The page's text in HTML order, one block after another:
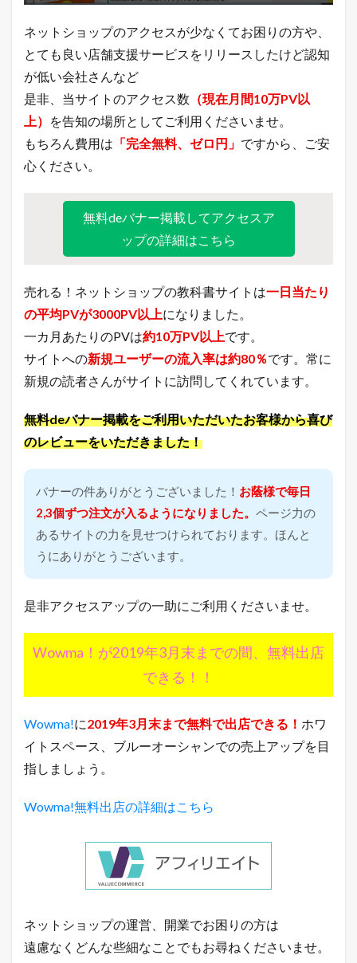
モ
ル
の
受
注
件
数
6.1
2
0
1
（
金
）
7
本
の
要
モ
ー
の
イ
ベ
ン
ト
状
況
7.1
日
何
の
月
7
日
】
8
ヤ
フ
ネットショップのアクセスが少なくてお困りの方や、
とても良い店舗支援サービスをリリースしたけど認知
が低い会社さんなど
是非、当サイトのアクセス数 （現在月間10万PV以
上） を告知の場所としてご利用くださいませ。
もちろん費用は 「完全無料、ゼロ円」 ですから、ご安
心ください。
無料deバナー掲載してアクセスア
ップの詳細はこちら
売れる！ネットショップの教科書サイトは一日当たり
の平均PVが3000PV以上になりました。
一カ月あたりのPVは約10万PV以上です。
サイトへの新規ユーザーの流入率は約80％です。常に
新規の読者さんがサイトに訪問してくれています。
無料deバナー掲載をご利用いただいたお客様から喜び
のレビューをいただきました！
バナーの件ありがとうございました！ お蔭様で毎日
2,3個ずつ注文が入るようになりました。ページ力の
あるサイトの力を見せつけられております。ほんと
うにありがとうございます。
是非アクセスアップの一助にご利用くださいませ。
Wowma！が2019年3月末までの間、無料出店
できる！！
Wowma!に2019年3月末まで無料で出店できる！ ホワ
イトスペース、ブルーオーシャンでの売上アップを目
指しましょう。
Wowma!無料出店の詳細はこちら
ネットショップの運営、開業でお困りの方は
遠慮なくどんな些細なことでもお尋ねくださいませ。